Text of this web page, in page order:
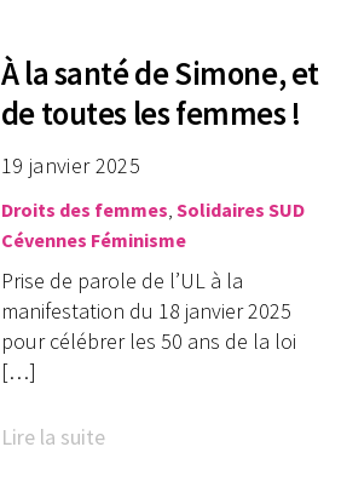
19 janvier 2025
À la santé de Simone, et
de toutes les femmes !
Droits des femmes, Solidaires SUD
Cévennes Féminisme
Prise de parole de l’UL à la
manifestation du 18 janvier 2025
pour célébrer les 50 ans de la loi
[…]
Lire la suite